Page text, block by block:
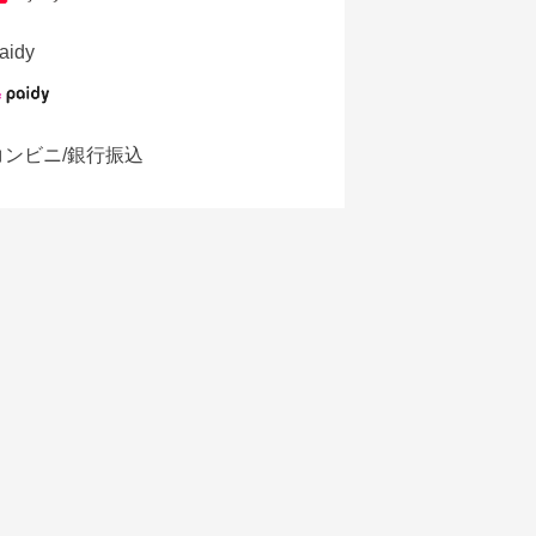
ンビニ/銀行振込